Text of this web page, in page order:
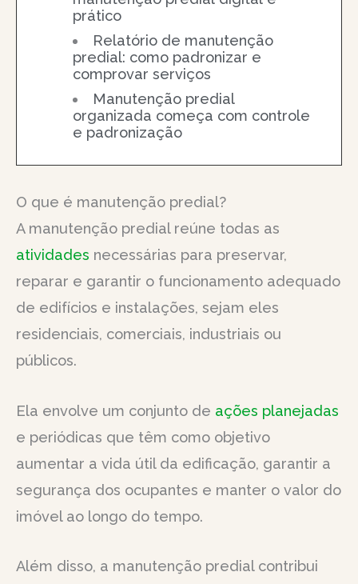
prático
Relatório de manutenção
predial: como padronizar e
comprovar serviços
Manutenção predial
organizada começa com controle
e padronização
O que é manutenção predial?
A manutenção predial reúne todas as
atividades necessárias para preservar,
reparar e garantir o funcionamento adequado
de edifícios e instalações, sejam eles
residenciais, comerciais, industriais ou
públicos.
Ela envolve um conjunto de ações planejadas
e periódicas que têm como objetivo
aumentar a vida útil da edificação, garantir a
segurança dos ocupantes e manter o valor do
imóvel ao longo do tempo.
Além disso, a manutenção predial contribui